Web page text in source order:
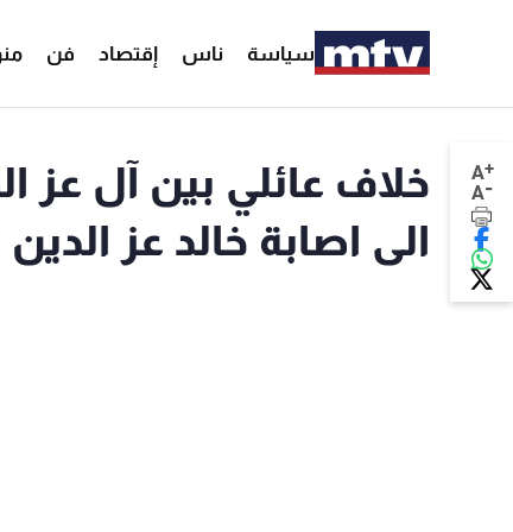
سياسة ناس إقتصاد فن
A+
A-
خلاف عائلي بين آل عز
الى اصابة خالد عز